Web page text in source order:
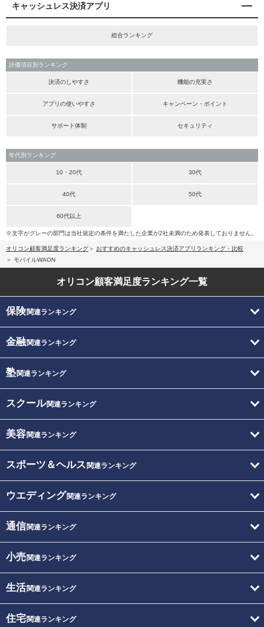
キャッシュレス決済アプリ
総合ランキング
評価項目別ランキング
決済のしやすさ 機能の充実さ
アプリの使いやすさ キャンペーン・ポイント
サポート体制 セキュリティ
年代別ランキング
10・20代 30代
40代 50代
60代以上
※文字がグレーの部門は当社規定の条件を満たした企業が2社未満のため発表しておりません。
オリコン顧客満足度ランキング
おすすめのキャッシュレス決済アプリランキング・比較
モバイルWAON
オリコン顧客満足度ランキング一覧
保険関連ランキング
金融関連ランキング
塾関連ランキング
スクール関連ランキング
美容関連ランキング
スポーツ＆ヘルス 関連ランキング
ウエディング関連ランキング
通信関連ランキング
小売関連ランキング
生活関連ランキング
住宅関連ランキング